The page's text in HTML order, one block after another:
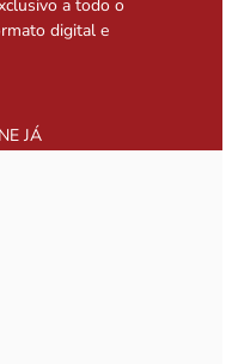
a todo o
digital e
JÁ